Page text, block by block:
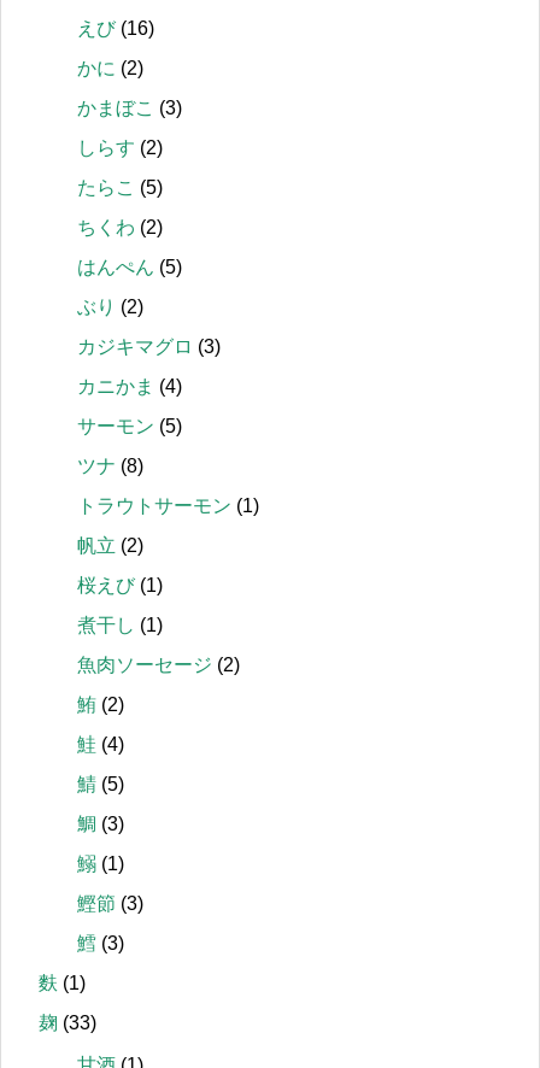
えび(16)
かに (2)
かまぼこ (3)
しらす (2)
たらこ (5)
ちくわ (2)
はんぺん (5)
ぶり (2)
カジキマグロ (3)
カニかま (4)
サーモン (5)
ツナ (8)
トラウトサーモン (1)
帆立 (2)
桜えび(1)
煮干し (1)
魚肉ソーセージ (2)
鮪 (2)
鮭 (4)
鯖 (5)
鯛 (3)
鰯 (1)
鰹節 (3)
鱈 (3)
麩 (1)
麹 (33)